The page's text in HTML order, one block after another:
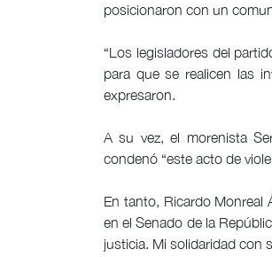
posicionaron con un
“Los legisladores del
para que se realicen las
expresaron.
A su vez, el morenista
condenó “este acto de
En tanto, Ricardo Monreal
en el Senado de la
justicia. Mi solidaridad con